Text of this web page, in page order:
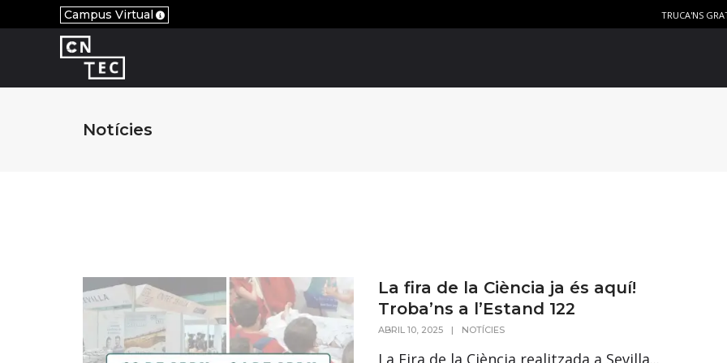
Campus Virtual TRUCA'NS
Notícies
La fira de la Ciència ja és aquí!
Troba’ns a l’Estand 122
ABRIL 10, 2025 | NOTÍCIES
La Fira de la Ciència realitzada a Sevilla...